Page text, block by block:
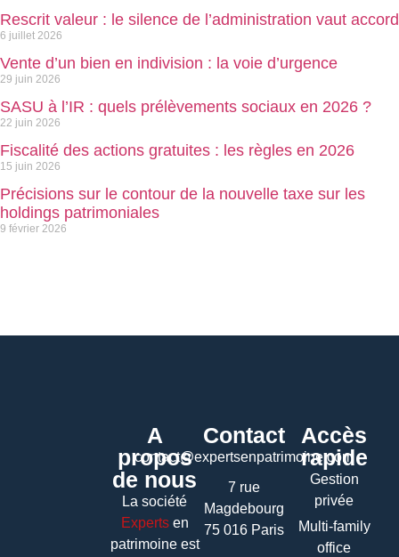
Rescrit valeur : le silence de l’administration vaut accord
6 juillet 2026
Vente d’un bien en indivision : la voie d’urgence
29 juin 2026
SASU à l’IR : quels prélèvements sociaux en 2026 ?
22 juin 2026
Fiscalité des actions gratuites : les règles en 2026
15 juin 2026
Précisions sur le contour de la nouvelle taxe sur les
holdings patrimoniales
9 février 2026
A
propos
de nous
La société
Expertsen
patrimoine est
Contact
contact@expertsenpatrimoine.com
7 rue
Magdebourg
75 016 Paris
Accès
rapide
Gestion
privée
Multi-family
office